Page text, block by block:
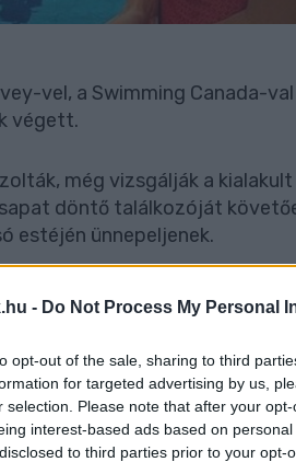
- Do Not Process My Personal
opt-out of the sale, sharing to third
for targeted advertising by us,
selection. Please note that after your
interest-based ads based on
to third parties prior to your opt-
vel, a Swimming Canada-val
végett.
még vizsgálják a
döntő találkozóját
estéjén ünnepeljenek.
és biztonsága mindenekelőtt
személyzetünk mindig
és teljes mértékben
történt egy incidens.